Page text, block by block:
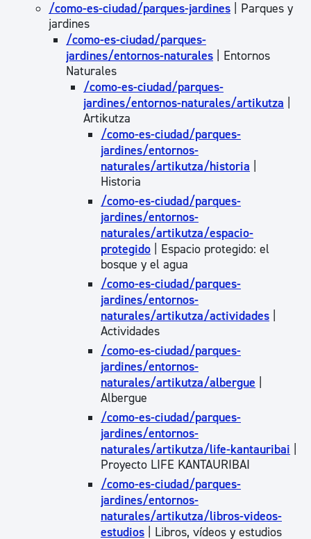
/como-es-ciudad/parques-jardines | Parques y
jardines
/como-es-ciudad/parques-
jardines/entornos-naturales | Entornos
Naturales
/como-es-ciudad/parques-
jardines/entornos-naturales/artikutza
Artikutza
/como-es-ciudad/parques-
jardines/entornos-
naturales/artikutza/historia
Historia
/como-es-ciudad/parques-
jardines/entornos-
naturales/artikutza/espacio-
protegido | Espacio protegido: el
bosque y el agua
/como-es-ciudad/parques-
jardines/entornos-
naturales/artikutza/actividades
Actividades
/como-es-ciudad/parques-
jardines/entornos-
naturales/artikutza/albergue
Albergue
/como-es-ciudad/parques-
jardines/entornos-
naturales/artikutza/life-kantauribai
Proyecto LIFE KANTAURIBAI
/como-es-ciudad/parques-
jardines/entornos-
naturales/artikutza/libros-videos-
estudios | Libros, vídeos y estudios